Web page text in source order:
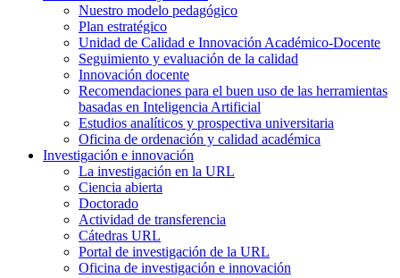
Nuestro modelo pedagógico
Plan estratégico
Unidad de Calidad e Innovación Académico-Docente
Seguimiento y evaluación de la calidad
Innovación docente
Recomendaciones para el buen uso de las herramientas
basadas en Inteligencia Artificial
Estudios analíticos y prospectiva universitaria
Oficina de ordenación y calidad académica
Investigación e innovación
La investigación en la URL
Ciencia abierta
Doctorado
Actividad de transferencia
Cátedras URL
Portal de investigación de la URL
Oficina de investigación e innovación